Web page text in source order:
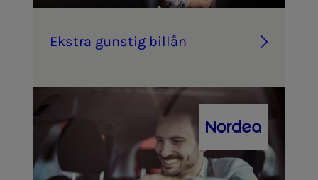
Eks­tra guns­­­tig bil­lån